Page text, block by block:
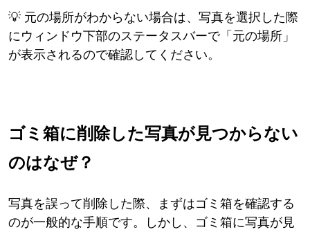
💡 元の場所がわからない場合は、写真を選択した際
にウィンドウ下部のステータスバーで「元の場所」
が表示されるので確認してください。
ゴミ箱に削除した写真が見つからない
のはなぜ？​​​​​​
写真を誤って削除した際、まずはゴミ箱を確認する
のが一般的な手順です。しかし、ゴミ箱に写真が見